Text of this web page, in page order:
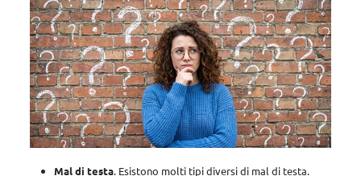
Mal di testa. Esistono molti tipi diversi di mal di testa.